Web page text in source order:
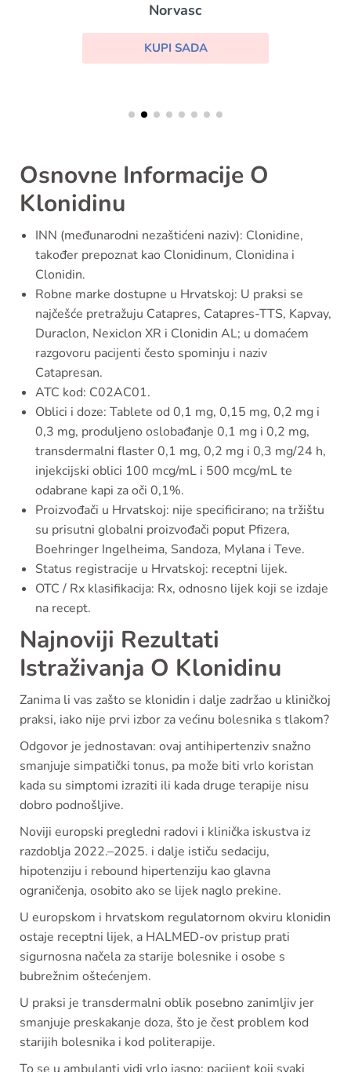
Norvasc
KUPI SADA
Osnovne Informacije O
Klonidinu
INN (međunarodni nezaštićeni naziv): Clonidine,
također prepoznat kao Clonidinum, Clonidina i
Clonidin.
Robne marke dostupne u Hrvatskoj: U praksi se
najčešće pretražuju Catapres, Catapres-TTS, Kapvay,
Duraclon, Nexiclon XR i Clonidin AL; u domaćem
razgovoru pacijenti često spominju i naziv
Catapresan.
ATC kod: C02AC01.
Oblici i doze: Tablete od 0,1 mg, 0,15 mg, 0,2 mg i
0,3 mg, produljeno oslobađanje 0,1 mg i 0,2 mg,
transdermalni flaster 0,1 mg, 0,2 mg i 0,3 mg/24 h,
injekcijski oblici 100 mcg/mL i 500 mcg/mL te
odabrane kapi za oči 0,1%.
Proizvođači u Hrvatskoj: nije specificirano; na tržištu
su prisutni globalni proizvođači poput Pfizera,
Boehringer Ingelheima, Sandoza, Mylana i Teve.
Status registracije u Hrvatskoj: receptni lijek.
OTC / Rx klasifikacija: Rx, odnosno lijek koji se izdaje
na recept.
Najnoviji Rezultati
Istraživanja O Klonidinu
Zanima li vas zašto se klonidin i dalje zadržao u kliničkoj
praksi, iako nije prvi izbor za većinu bolesnika s tlakom?
Odgovor je jednostavan: ovaj antihipertenziv snažno
smanjuje simpatički tonus, pa može biti vrlo koristan
kada su simptomi izraziti ili kada druge terapije nisu
dobro podnošljive.
Noviji europski pregledni radovi i klinička iskustva iz
razdoblja 2022.–2025. i dalje ističu sedaciju,
hipotenziju i rebound hipertenziju kao glavna
ograničenja, osobito ako se lijek naglo prekine.
U europskom i hrvatskom regulatornom okviru klonidin
ostaje receptni lijek, a HALMED-ov pristup prati
sigurnosna načela za starije bolesnike i osobe s
bubrežnim oštećenjem.
U praksi je transdermalni oblik posebno zanimljiv jer
smanjuje preskakanje doza, što je čest problem kod
starijih bolesnika i kod politerapije.